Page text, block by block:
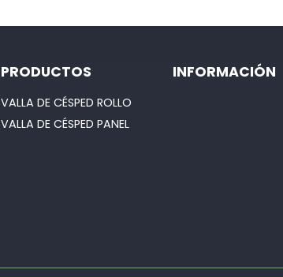
PRODUCTOS
VALLA DE CÉSPED ROLLO
VALLA DE CÉSPED PANEL
INFORMACIÓN